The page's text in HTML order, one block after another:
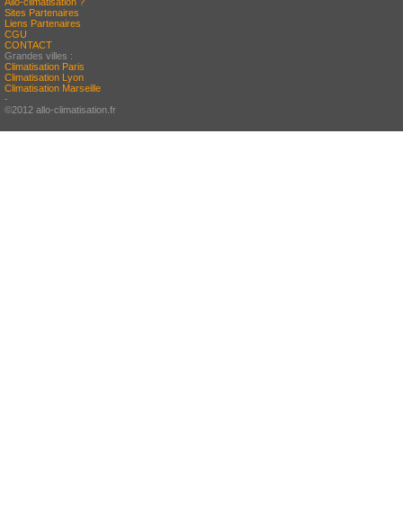
Sites Partenaires
Liens Partenaires
CGU
CONTACT
Grandes villes :
Climatisation Paris
Climatisation Lyon
Climatisation Marseille
-
©2012 allo-climatisation.fr